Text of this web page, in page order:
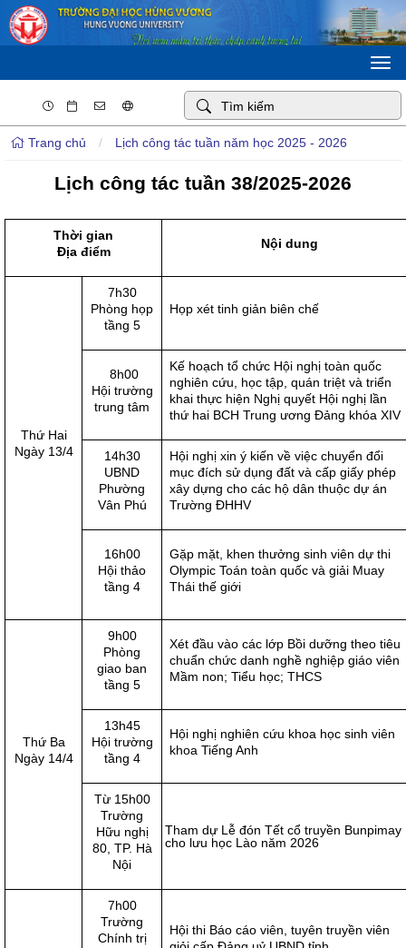
Trang chủ / Lịch công tác tuần năm học 2025 - 2026
Lịch công tác tuần 38/2025-2026
Thời gian
Địa điểm
Nội dung
Thứ Hai
Ngày 13/4
7h30
Phòng họp
tầng 5
Họp xét tinh giản biên chế
8h00
Hội trường
trung tâm
Kế hoạch tổ chức Hội nghị toàn quốc
nghiên cứu, học tập, quán triệt và triển
khai thực hiện Nghị quyết Hội nghị lần
thứ hai BCH Trung ương Đảng khóa XIV
14h30
UBND
Phường
Vân Phú
Hội nghị xin ý kiến về việc chuyển đổi
mục đích sử dụng đất và cấp giấy phép
xây dựng cho các hộ dân thuộc dự án
Trường ĐHHV
16h00
Hội thảo
tầng 4
Gặp mặt, khen thưởng sinh viên dự thi
Olympic Toán toàn quốc và giải Muay
Thái thế giới
Thứ Ba
Ngày 14/4
9h00
Phòng
giao ban
tầng 5
Xét đầu vào các lớp Bồi dưỡng theo tiêu
chuẩn chức danh nghề nghiệp giáo viên
Mầm non; Tiểu học; THCS
13h45
Hội trường
tầng 4
Hội nghị nghiên cứu khoa học sinh viên
khoa Tiếng Anh
Từ 15h00
Trường
Hữu nghị
80, TP. Hà
Nội
Tham dự Lễ đón Tết cổ truyền Bunpimay
cho lưu học Lào năm 2026
7h00
Trường
Chính trị
Hội thi Báo cáo viên, tuyên truyền viên